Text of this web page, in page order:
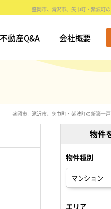
盛岡市、滝沢市、矢巾町・紫波町
不動産Q&A 会社概要
盛岡市、滝沢市、矢巾町・紫波町の新築一
物件
物件種別
エリア